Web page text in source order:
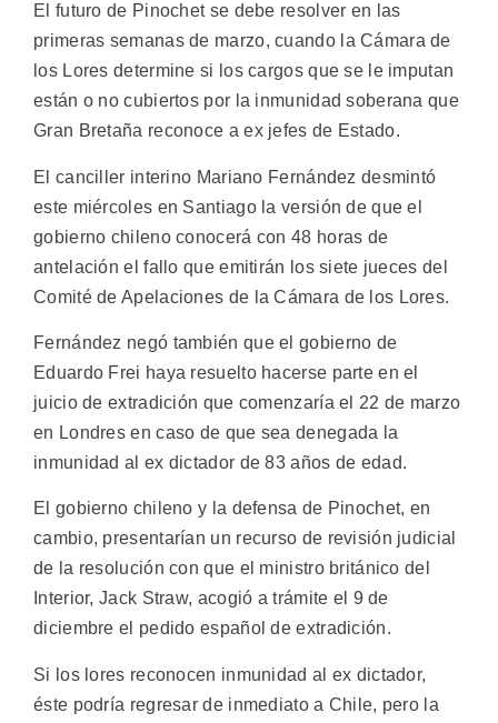
El futuro de Pinochet se debe resolver en las
primeras semanas de marzo, cuando la Cámara de
los Lores determine si los cargos que se le imputan
están o no cubiertos por la inmunidad soberana que
Gran Bretaña reconoce a ex jefes de Estado.
El canciller interino Mariano Fernández desmintó
este miércoles en Santiago la versión de que el
gobierno chileno conocerá con 48 horas de
antelación el fallo que emitirán los siete jueces del
Comité de Apelaciones de la Cámara de los Lores.
Fernández negó también que el gobierno de
Eduardo Frei haya resuelto hacerse parte en el
juicio de extradición que comenzaría el 22 de marzo
en Londres en caso de que sea denegada la
inmunidad al ex dictador de 83 años de edad.
El gobierno chileno y la defensa de Pinochet, en
cambio, presentarían un recurso de revisión judicial
de la resolución con que el ministro británico del
Interior, Jack Straw, acogió a trámite el 9 de
diciembre el pedido español de extradición.
Si los lores reconocen inmunidad al ex dictador,
éste podría regresar de inmediato a Chile, pero la